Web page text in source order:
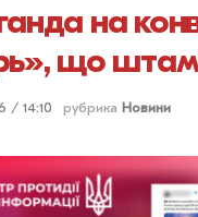
на
що
/ 14:10 рубрика Новини